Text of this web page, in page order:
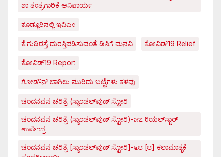
ಶಾ ತಂತ್ರಗಾರಿಕೆ ಅನಿವಾರ್ಯ
ಕೂಡ್ಲೂರಿನಲ್ಲಿ ಇವಿಎಂ
ಕೆ.ಗುಡಿರಸ್ತೆ ದುರಸ್ತಿಪಡಿಸುವಂತೆ ಡಿಸಿಗೆ ಮನವಿ ಕೋವಿಡ್‌19 Relief
ಕೋವಿಡ್‌19 Report
ಗೋಡೌನ್ ಬಾಗಿಲು ಮುರಿದು ಬಟ್ಟೆಗಳು ಕಳವು
ಚಂದನವನ ಚರಿತ್ರೆ (ಸ್ಯಾಂಡಲ್‌ವುಡ್ ಸ್ಟೋರಿ
ಚಂದನವನ ಚರಿತ್ರೆ (ಸ್ಯಾಂಡಲ್‌ವುಡ್ ಸ್ಟೋರಿ)-೫೭ ರಿಯಲ್‌ಸ್ಟಾರ್
ಉಪೇಂದ್ರ
ಚಂದನವನ ಚರಿತ್ರೆ [ಸ್ಯಾಂಡಲ್‌ವುಡ್ ಸ್ಟೋರಿ]-೬೮ [೮] ಕಲಾಮಾತೃಕೆ